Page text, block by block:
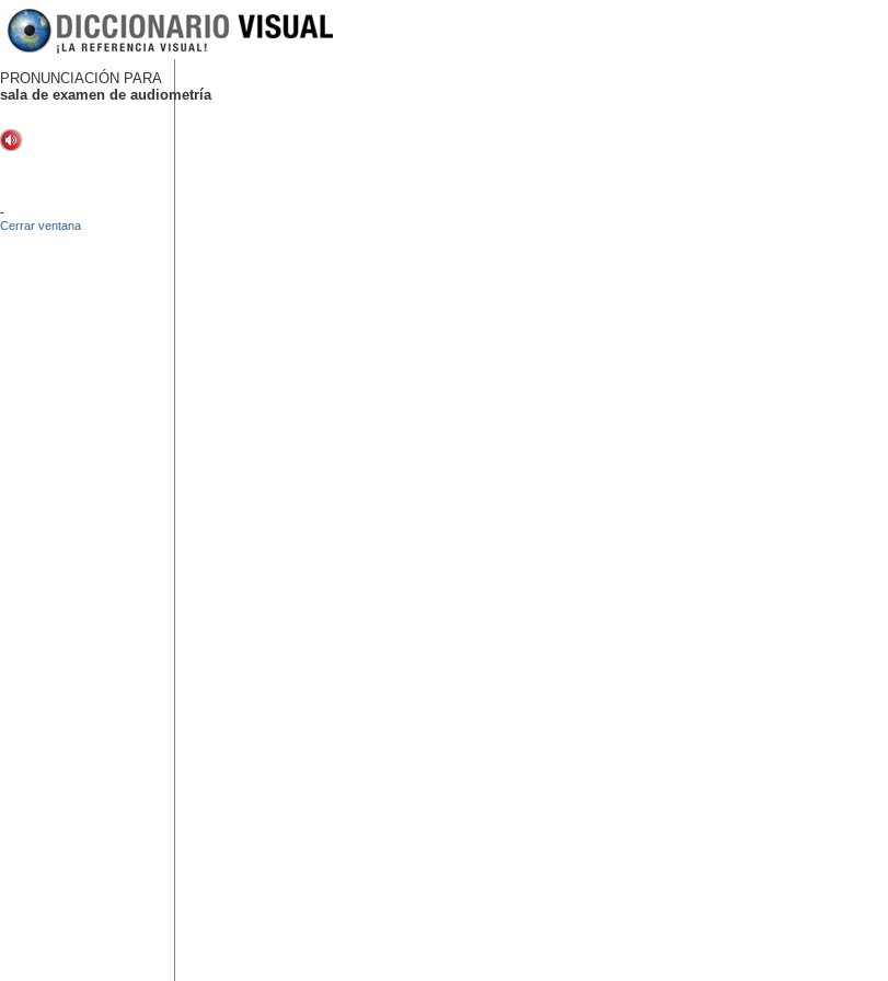
PRONUNCIACIÓN PARA
sala de examen de audiometría
-
Cerrar ventana